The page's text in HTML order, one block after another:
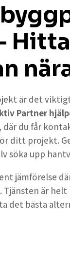
är det
Partner
du får
ditt projekt.
söka upp
jämförelse
är
det bästa